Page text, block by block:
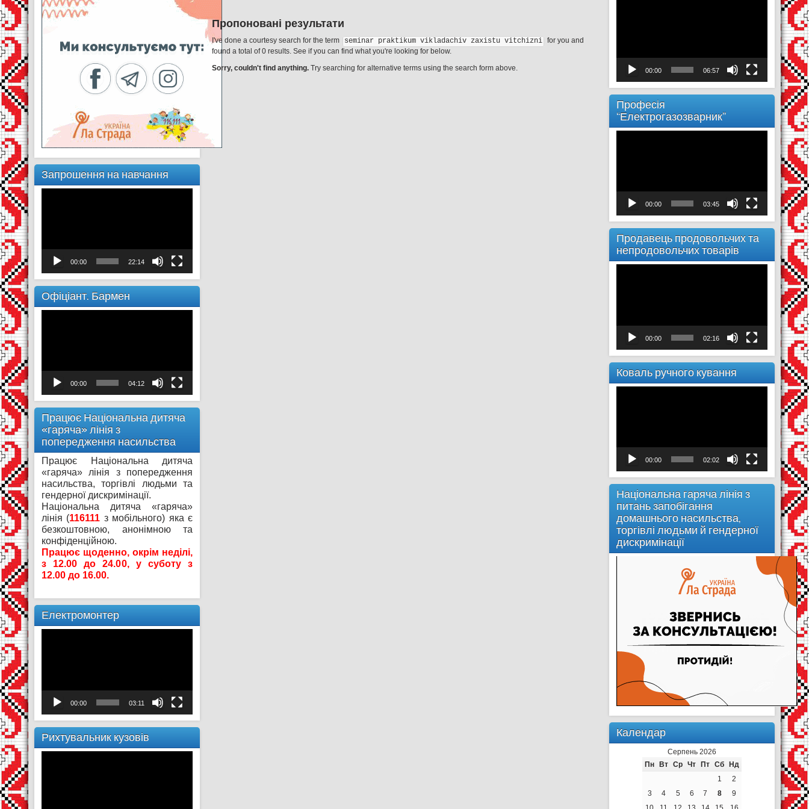
Запрошення на навчання
00:00 22:14
Офіціант. Бармен
00:00 04:12
Працює Національна дитяча
«гаряча» лінія з
попередження насильства
Працює Національна дитяча
«гаряча» лінія з попередження
насильства, торгівлі людьми та
гендерної дискримінації.
Національна дитяча «гаряча»
лінія (116111 з мобільного) яка є
безкоштовною, анонімною та
конфіденційною.
Працює щоденно, окрім неділі,
з 12.00 до 24.00, у суботу з
12.00 до 16.00.
Електромонтер
00:00 03:11
Рихтувальник кузовів
Пропоновані результати
I've done a courtesy search for the term seminar praktikum vikladachiv zaxistu vitchizni for you and
found a total of 0 results. See if you can find what you're looking for below.
Sorry, couldn't find anything. Try searching for alternative terms using the search form above. 00:00 06:57
Професія
“Електрогазозварник”
00:00 03:45
Продавець продовольчих та
непродовольчих товарів
00:00 02:16
Коваль ручного кування
00:00 02:02
Національна гаряча лінія з
питань запобігання
домашнього насильства,
торгівлі людьми й гендерної
дискримінації
Календар
Серпень 2026
Пн Вт Ср Чт Пт Сб Нд
1
2
3
4 5 6 7 8
9